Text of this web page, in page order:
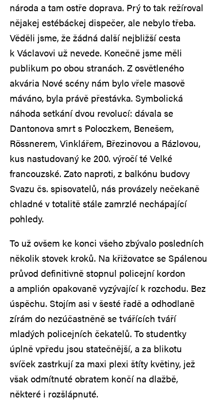
národa a tam ostře doprava. Prý to tak režíroval
nějakej estébáckej dispečer, ale nebylo třeba.
Věděli jsme, že žádná další nejbližší cesta
k Václavovi už nevede. Konečně jsme měli
publikum po obou stranách. Z osvětleného
akvária Nové scény nám bylo vřele masově
máváno, byla právě přestávka. Symbolická
náhoda setkání dvou revolucí: dávala se
Dantonova smrt s Poloczkem, Benešem,
Rössnerem, Vinklářem, Březinovou a Rázlovou,
kus nastudovaný ke 200. výročí té Velké
francouzské. Zato naproti, z balkónu budovy
Svazu čs. spisovatelů, nás provázely nečekaně
chladné v totalitě stále zamrzlé nechápající
pohledy.
To už ovšem ke konci všeho zbývalo posledních
několik stovek kroků. Na křižovatce se Spálenou
průvod definitivně stopnul policejní kordon
a amplión opakovaně vyzývající k rozchodu. Bez
úspěchu. Stojím asi v šesté řadě a odhodlaně
zírám do nezúčastněně se tvářících tváří
mladých policejních čekatelů. To studentky
úplně vpředu jsou statečnější, a za blikotu
svíček zastrkují za maxi plexi štíty květiny, jež
však odmítnuté obratem končí na dlažbě,
některé i rozšlápnuté.